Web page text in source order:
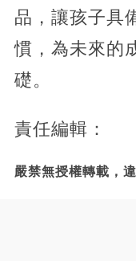
品，讓孩子具
慣，為未來的
礎。
責任編輯：
嚴禁無授權轉載，